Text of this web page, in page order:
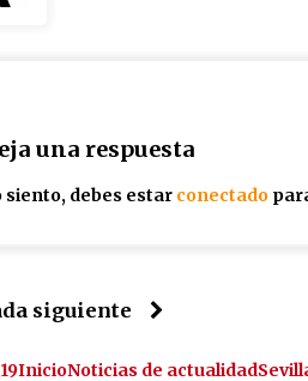
una respuesta
siento, debes estar conectado
siguiente
InicioNoticias de actualidad